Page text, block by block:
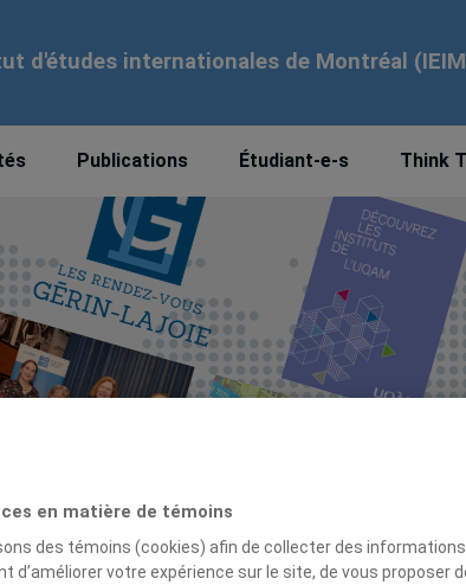
d'études internationales de Montréal
Publications Étudiant-e-s Think
en matière de témoins
des témoins (cookies) afin de collecter des
d’améliorer votre expérience sur le site, de vous proposer